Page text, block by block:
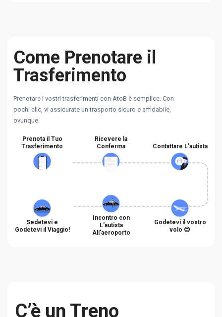
Come Prenotare il
Trasferimento
Prenotare i vostri trasferimenti con AtoB è semplice. Con
pochi clic, vi assicurate un trasporto sicuro e affidabile,
ovunque.
Prenota il Tuo
Trasferimento
Ricevere la
Conferma
Contattare L'autista
Sedetevi e
Godetevi il Viaggio!
Incontro con
L'autista
All'aeroporto
Godetevi il vostro
volo 😊
C’è un Treno